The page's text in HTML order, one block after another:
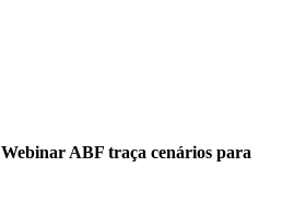
Webinar ABF traça cenários para